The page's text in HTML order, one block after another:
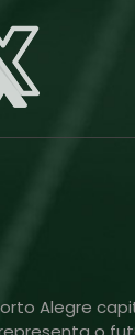
Alegre